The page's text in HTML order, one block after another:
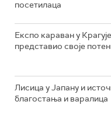
посетилаца
Експо караван у
представио своје
Лисица у Јапану и
благостања и варалица